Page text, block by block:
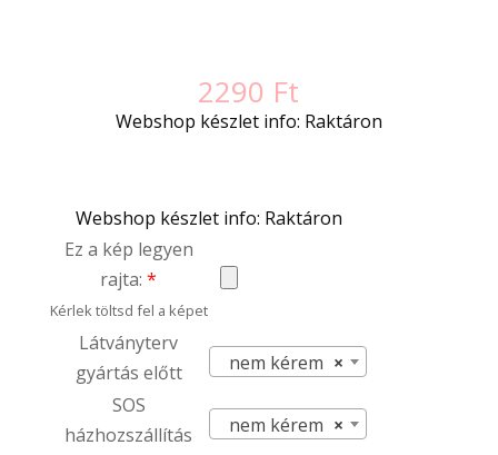
2290 Ft
Webshop készlet info: Raktáron
Webshop készlet info: Raktáron
Ez a kép legyen
rajta:*
Kérlek töltsd fel a képet
Látványterv
gyártás előtt
×
nem kérem
SOS
házhozszállítás
×
nem kérem